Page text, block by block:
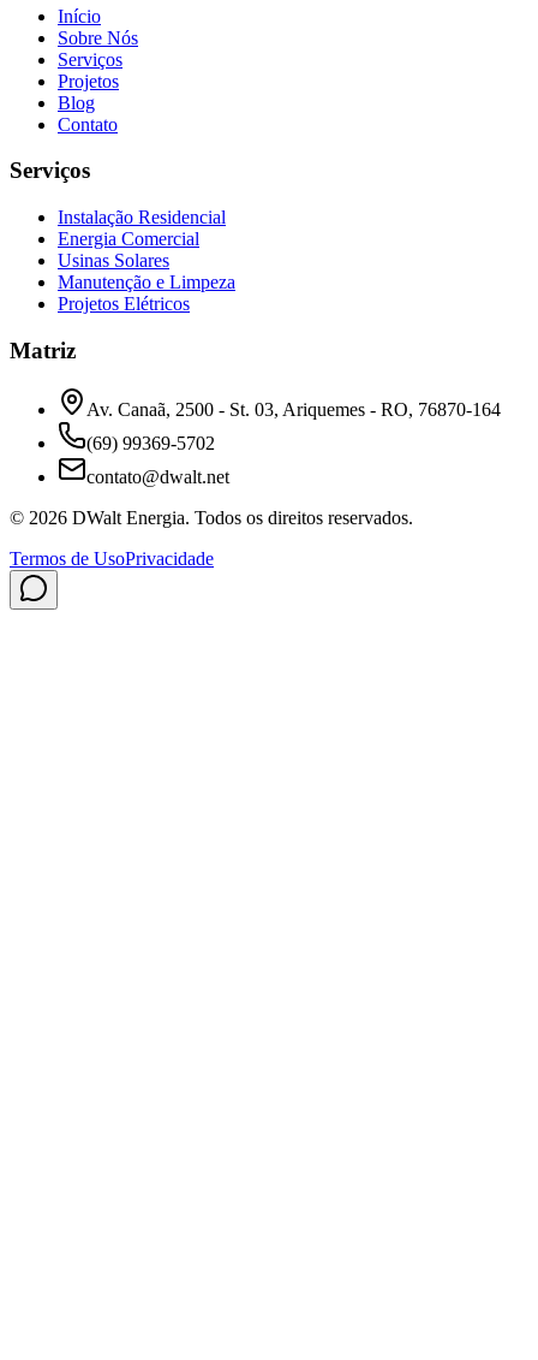
Início
Sobre Nós
Serviços
Projetos
Blog
Contato
Serviços
Instalação Residencial
Energia Comercial
Usinas Solares
Manutenção e Limpeza
Projetos Elétricos
Matriz
Av. Canaã, 2500 - St. 03, Ariquemes - RO, 76870-164
(69) 99369-5702
contato@dwalt.net
© 2026 DWalt Energia. Todos os direitos reservados.
Termos de UsoPrivacidade